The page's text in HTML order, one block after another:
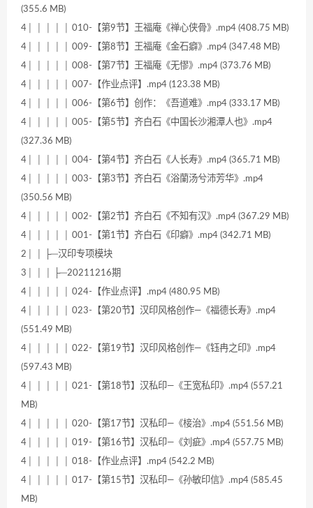
(355.6 MB)
4│ │ │ │ │ 010-【第9节】王福庵《禅心侠骨》.mp4 (408.75 MB)
4│ │ │ │ │ 009-【第8节】王福庵《金石癖》.mp4 (347.48 MB)
4│ │ │ │ │ 008-【第7节】王福庵《无憀》.mp4 (373.76 MB)
4│ │ │ │ │ 007-【作业点评】.mp4 (123.38 MB)
4│ │ │ │ │ 006-【第6节】创作：《吾道难》.mp4 (333.17 MB)
4│ │ │ │ │ 005-【第5节】齐白石《中国长沙湘潭人也》.mp4
(327.36 MB)
4│ │ │ │ │ 004-【第4节】齐白石《人长寿》.mp4 (365.71 MB)
4│ │ │ │ │ 003-【第3节】齐白石《浴蘭汤兮沛芳华》.mp4
(350.56 MB)
4│ │ │ │ │ 002-【第2节】齐白石《不知有汉》.mp4 (367.29 MB)
4│ │ │ │ │ 001-【第1节】齐白石《印癖》.mp4 (342.71 MB)
2│ │ ├─汉印专项模块
3│ │ │ ├─20211216期
4│ │ │ │ │ 024-【作业点评】.mp4 (480.95 MB)
4│ │ │ │ │ 023-【第20节】汉印风格创作—《福德长寿》.mp4
(551.49 MB)
4│ │ │ │ │ 022-【第19节】汉印风格创作—《钰冉之印》.mp4
(597.43 MB)
4│ │ │ │ │ 021-【第18节】汉私印—《王宽私印》.mp4 (557.21
MB)
4│ │ │ │ │ 020-【第17节】汉私印—《椄治》.mp4 (551.56 MB)
4│ │ │ │ │ 019-【第16节】汉私印—《刘疵》.mp4 (557.75 MB)
4│ │ │ │ │ 018-【作业点评】.mp4 (542.2 MB)
4│ │ │ │ │ 017-【第15节】汉私印—《孙敏印信》.mp4 (585.45
MB)